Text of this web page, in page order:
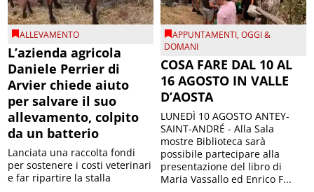
ALLEVAMENTO
L’azienda agricola
Daniele Perrier di
Arvier chiede aiuto
per salvare il suo
allevamento, colpito
da un batterio
Lanciata una raccolta fondi
per sostenere i costi veterinari
e far ripartire la stalla
APPUNTAMENTI,OGGI &
DOMANI
COSA FARE DAL 10 AL
16 AGOSTO IN VALLE
D’AOSTA
LUNEDÌ 10 AGOSTO ANTEY-
SAINT-ANDRÉ - Alla Sala
mostre Biblioteca sarà
possibile partecipare alla
presentazione del libro di
Maria Vassallo ed Enrico F...